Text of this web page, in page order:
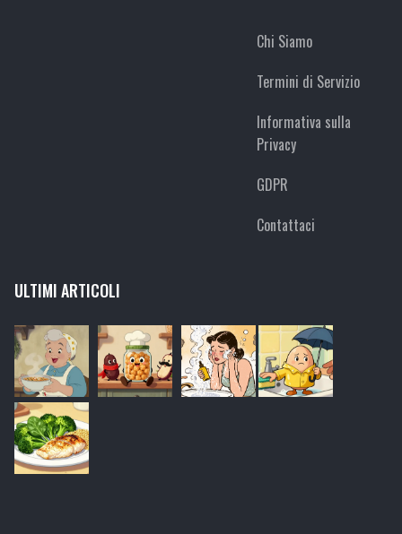
Chi Siamo
Termini di Servizio
Informativa sulla
Privacy
GDPR
Contattaci
ULTIMI ARTICOLI